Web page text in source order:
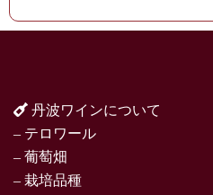
丹波ワインについて
– テロワール
– 葡萄畑
– 栽培品種